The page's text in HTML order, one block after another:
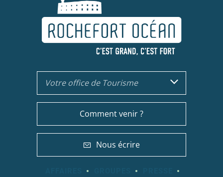
Votre office de Tourisme
Comment venir ?
Nous écrire